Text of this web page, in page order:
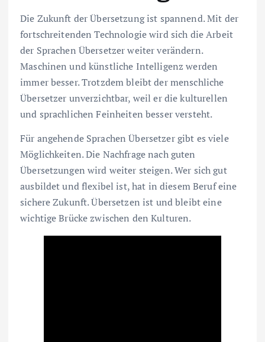
Die Zukunft der Übersetzung ist spannend. Mit der
fortschreitenden Technologie wird sich die Arbeit
der Sprachen Übersetzer weiter verändern.
Maschinen und künstliche Intelligenz werden
immer besser. Trotzdem bleibt der menschliche
Übersetzer unverzichtbar, weil er die kulturellen
und sprachlichen Feinheiten besser versteht.
Für angehende Sprachen Übersetzer gibt es viele
Möglichkeiten. Die Nachfrage nach guten
Übersetzungen wird weiter steigen. Wer sich gut
ausbildet und flexibel ist, hat in diesem Beruf eine
sichere Zukunft. Übersetzen ist und bleibt eine
wichtige Brücke zwischen den Kulturen.